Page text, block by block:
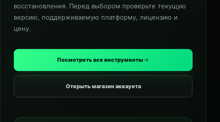
восстановления. Перед выбором проверьте текущую
версию, поддерживаемую платформу, лицензию и
цену.
Посмотреть все инструменты
Открыть магазин аккаунта